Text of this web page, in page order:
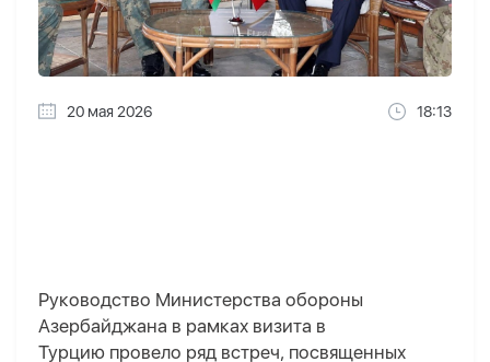
20 мая 2026 18:13
Руководство Министерства обороны
Азербайджана в рамках визита в
Турцию провело ряд встреч, посвященных